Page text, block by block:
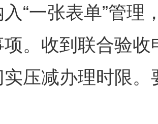
“一张表单”管理
。收到联合验
压减办理时限